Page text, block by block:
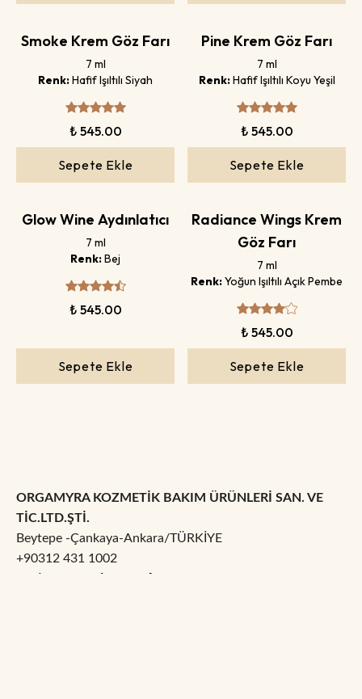
Smoke Krem Göz Farı
7 ml
Renk:Hafif Işıltılı Siyah
₺ 545.00
Sepete Ekle
Pine Krem Göz Farı
7 ml
Renk:Hafif Işıltılı Koyu Yeşil
₺ 545.00
Sepete Ekle
Glow Wine Aydınlatıcı
7 ml
Renk:Bej
₺ 545.00
Sepete Ekle
Radiance Wings Krem
Göz Farı
7 ml
Renk:Yoğun Işıltılı Açık Pembe
₺ 545.00
Sepete Ekle
ORGAMYRA KOZMETİK BAKIM ÜRÜNLERİ SAN. VE
TİC.LTD.ŞTİ.
Beytepe -Çankaya-Ankara/TÜRKİYE
+90312 431 1002
Marketing: BusinessUp!